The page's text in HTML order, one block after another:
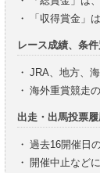
・
「収得賞金」
レース成績、条
・ JRA、地方、
・ 海外重賞競走
出走・出馬投票
・ 過去16開催日
・ 開催中止など